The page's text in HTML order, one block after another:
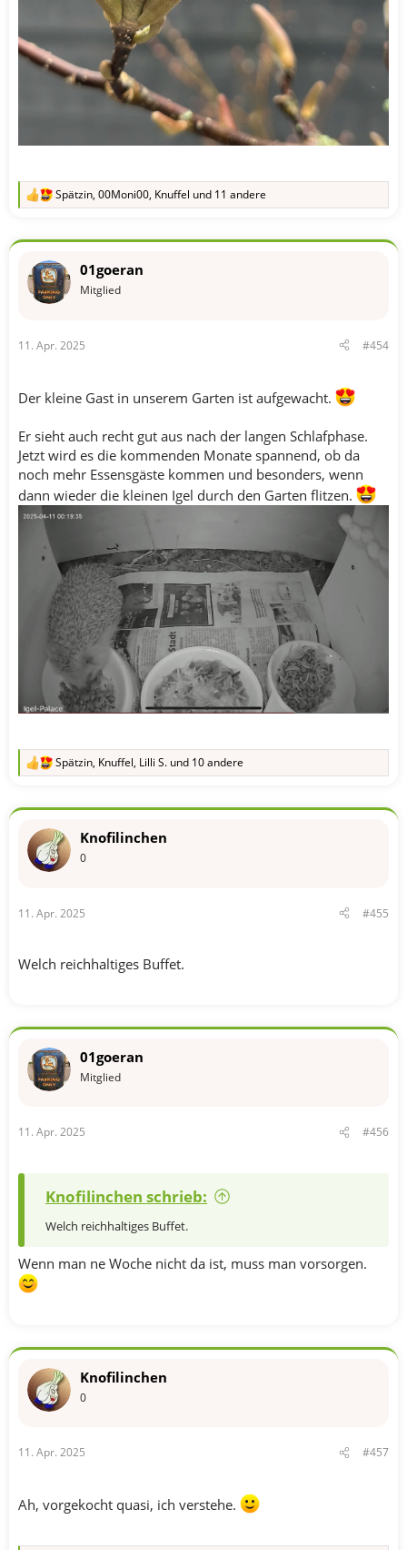
R
k
o
:
Spätzin, 00Moni00, Knuffel und 11 andere
01goeran
Mitglied
11. Apr. 2025 #454
Der kleine Gast in unserem Garten ist aufgewacht.
Er sieht auch recht gut aus nach der langen Schlafphase.
Jetzt wird es die kommenden Monate spannend, ob da
noch mehr Essensgäste kommen und besonders, wenn
dann wieder die kleinen Igel durch den Garten flitzen.
R
k
o
:
Spätzin, Knuffel, Lilli S. und 10 andere
Knofilinchen
0
11. Apr. 2025 #455
Welch reichhaltiges Buffet.
01goeran
Mitglied
11. Apr. 2025 #456
Knofilinchen schrieb:
Welch reichhaltiges Buffet.
Wenn man ne Woche nicht da ist, muss man vorsorgen.
Knofilinchen
0
11. Apr. 2025 #457
Ah, vorgekocht quasi, ich verstehe.